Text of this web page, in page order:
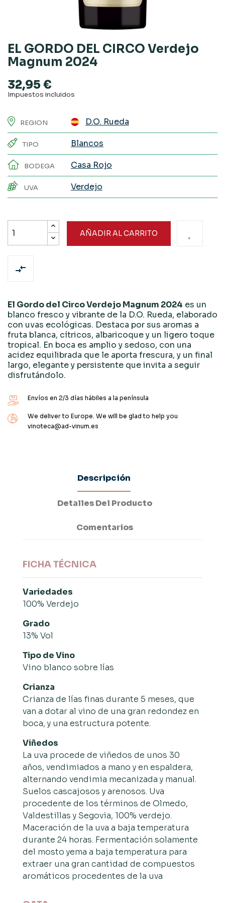
EL GORDO DEL CIRCO Verdejo
Magnum 2024
32,95 €
Impuestos incluidos
REGION D.O. Rueda
TIPO Blancos
BODEGA Casa Rojo
UVA Verdejo
AÑADIR AL CARRITO

El Gordo del Circo Verdejo Magnum 2024 es un
blanco fresco y vibrante de la D.O. Rueda, elaborado
con uvas ecológicas. Destaca por sus aromas a
fruta blanca, cítricos, albaricoque y un ligero toque
tropical. En boca es amplio y sedoso, con una
acidez equilibrada que le aporta frescura, y un final
largo, elegante y persistente que invita a seguir
disfrutándolo.
Envíos en 2/3 días hábiles a la península
We deliver to Europe. We will be glad to help you
vinoteca@ad-vinum.es
Descripción
Detalles Del Producto
Comentarios
FICHA TÉCNICA
Variedades
100% Verdejo
Grado
13% Vol
Tipo de Vino
Vino blanco sobre lías
Crianza
Crianza de lías finas durante 5 meses, que
van a dotar al vino de una gran redondez en
boca, y una estructura potente.
Viñedos
La uva procede de viñedos de unos 30
años, vendimiados a mano y en espaldera,
alternando vendimia mecanizada y manual.
Suelos cascajosos y arenosos. Uva
procedente de los términos de Olmedo,
Valdestillas y Segovia, 100% verdejo.
Maceración de la uva a baja temperatura
durante 24 horas. Fermentación solamente
del mosto yema a baja temperatura para
extraer una gran cantidad de compuestos
aromáticos procedentes de la uva